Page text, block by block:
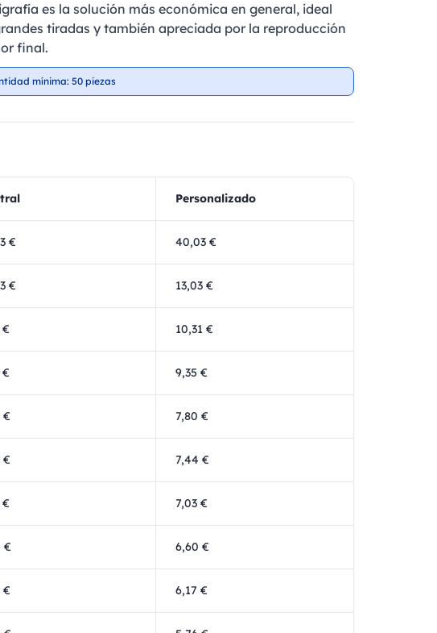
es la solución más económica en general, ideal
tiradas y también apreciada por la reproducción
final.
mínima: 50 piezas
Personalizado
€ 40,03 €
€ 13,03 €
€ 10,31 €
€ 9,35 €
€ 7,80 €
€ 7,44 €
€ 7,03 €
€ 6,60 €
€ 6,17 €